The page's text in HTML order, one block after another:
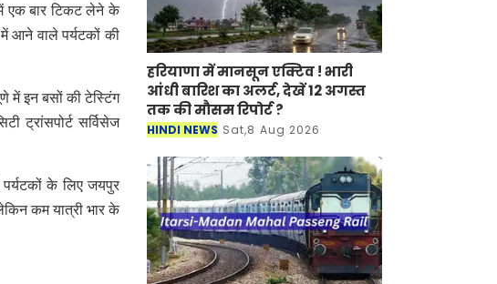
एक बार टिकट लेने के
आने वाले पर्यटकों की
में इन बसों की टेस्टिंग
ट्रांसपोर्ट सर्विसेज
के लिए जयपुर
कम यात्री भार के
हरियाणा में मानसून एक्टिव ! भारी
आंधी बारिश का अलर्ट, देखें 12 अगस्त
तक की मौसम रिपोर्ट ?
HINDI NEWS Sat,8 Aug 2026